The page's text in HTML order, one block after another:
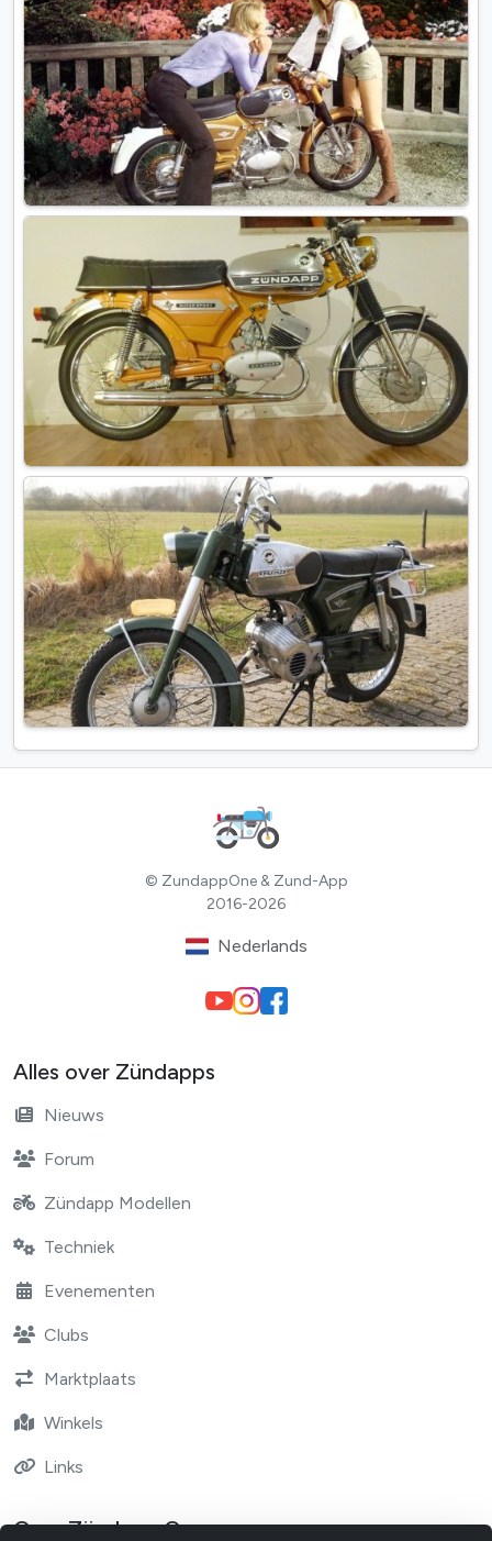
© ZundappOne & Zund-App
2016-2026
Nederlands
Alles over Zündapps
Nieuws
Forum
Zündapp Modellen
Techniek
Evenementen
Clubs
Marktplaats
Winkels
Links
Over Zündapp One